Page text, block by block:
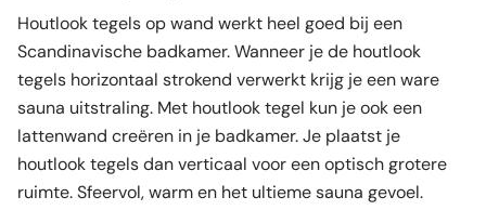
Houtlook tegels op wand werkt heel goed bij een
Scandinavische badkamer. Wanneer je de houtlook
tegels horizontaal strokend verwerkt krijg je een ware
sauna uitstraling. Met houtlook tegel kun je ook een
lattenwand creëren in je badkamer. Je plaatst je
houtlook tegels dan verticaal voor een optisch grotere
ruimte. Sfeervol, warm en het ultieme sauna gevoel.